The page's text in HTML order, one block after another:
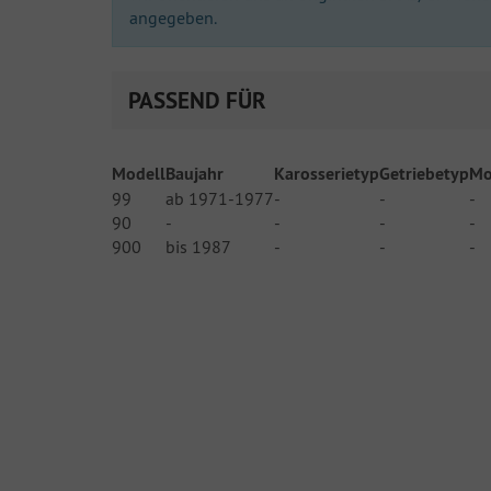
angegeben.
PASSEND FÜR
ModellBaujahr KarosserietypGetriebetyp
99 ab 1971-1977- - -
90
- - - -
900
bis 1987 - - -